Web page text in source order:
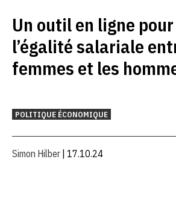
Un outil en ligne
l’égalité salariale
femmes et les
POLITIQUE ÉCONOMIQUE
Simon Hilber | 17.10.24